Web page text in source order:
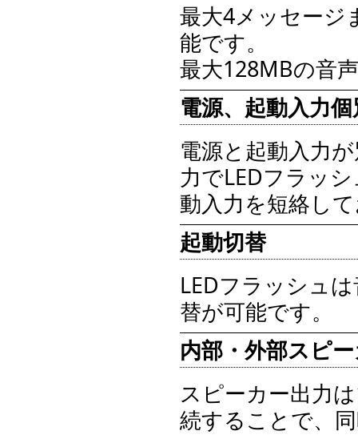
最大4メッセージ
能です。
最大128MBの音
電源、起動入力
電源と起動入力
力でLEDフラッ
動入力を短絡し
起動切替
LEDフラッシュ
替が可能です。
内部・外部スピ
スピーカー出力
続することで、